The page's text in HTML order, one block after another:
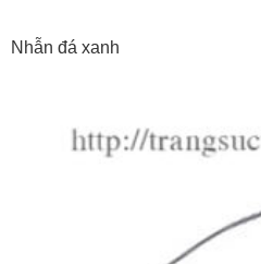
Nhẫn đá xanh